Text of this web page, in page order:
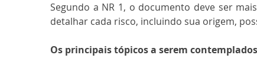
Segundo a NR 1, o documento deve ser
detalhar cada risco, incluindo sua origem,
Os principais tópicos a serem